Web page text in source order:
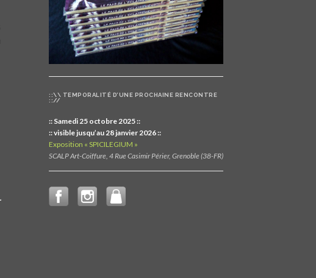
::\\ TEMPORALITÉ D’UNE PROCHAINE RENCONTRE
:://
:: Samedi 25 octobre 2025 ::
:: visible jusqu’au 28 janvier 2026 ::
Exposition « SPICILEGIUM »
SCALP Art-Coiffure, 4 Rue Casimir Périer, Grenoble (38-FR)